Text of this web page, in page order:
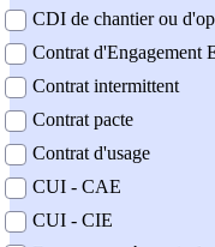
CDI de chantier ou
Contrat d'Engagement
Contrat intermittent
Contrat pacte
Contrat d'usage
CUI - CAE
CUI - CIE